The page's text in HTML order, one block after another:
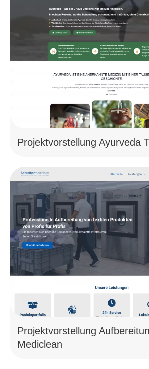
Projektvorstellung Ayurveda
Projektvorstellung
Mediclean